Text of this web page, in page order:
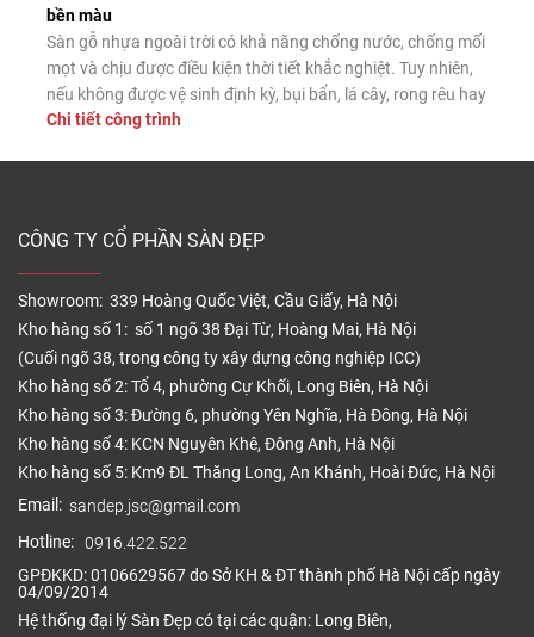
bền màu
Sàn gỗ nhựa ngoài trời có khả năng chống nước, chống mối
mọt và chịu được điều kiện thời tiết khắc nghiệt. Tuy nhiên,
nếu không được vệ sinh định kỳ, bụi bẩn, lá cây, rong rêu hay
dầu mỡ vẫn có thể tích tụ trên bề mặt, làm giảm tính thẩm
Chi tiết công trình
CÔNG TY CỔ PHẦN SÀN ĐẸP
Showroom: 339 Hoàng Quốc Việt, Cầu Giấy, Hà Nội
Kho hàng số 1: số 1 ngõ 38 Đại Từ, Hoàng Mai, Hà Nội
(Cuối ngõ 38, trong công ty xây dựng công nghiệp ICC)
Kho hàng số 2: Tổ 4, phường Cự Khối, Long Biên, Hà Nội
Kho hàng số 3: Đường 6, phường Yên Nghĩa, Hà Đông, Hà Nội
Kho hàng số 4: KCN Nguyên Khê, Đông Anh, Hà Nội
Kho hàng số 5: Km9 ĐL Thăng Long, An Khánh, Hoài Đức, Hà Nội
Email: sandep.jsc@gmail.com
Hotline: 0916.422.522
GPĐKKD: 0106629567 do Sở KH & ĐT thành phố Hà Nội cấp ngày
04/09/2014
Hệ thống đại lý Sàn Đẹp có tại các quận: Long Biên,